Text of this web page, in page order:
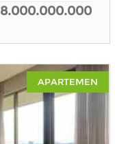
8.000.000.000
APARTEMEN